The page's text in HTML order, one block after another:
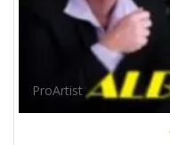
ProArtist